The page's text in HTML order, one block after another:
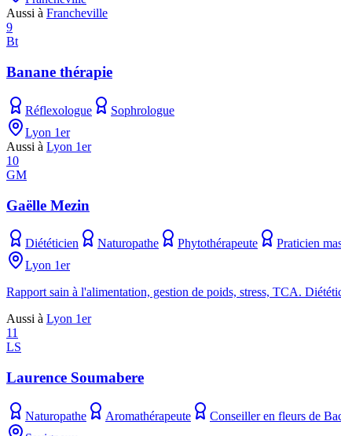
Aussi à Francheville
9
Bt
Banane thérapie
Réflexologue
Sophrologue
Lyon 1er
Aussi à Lyon 1er
10
GM
Gaëlle Mezin
Diététicien Naturopathe Phytothérapeute Praticien
Lyon 1er
Rapport sain à l'alimentation, gestion de poids, stress, TCA.
Aussi à Lyon 1er
11
LS
Laurence Soumabere
Naturopathe Aromathérapeute Conseiller en fleurs de